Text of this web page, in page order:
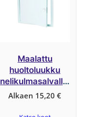
Maalattu
huoltoluukku
nelikulmasalvalla,
järjestelmä B1
Alkaen 15,20€